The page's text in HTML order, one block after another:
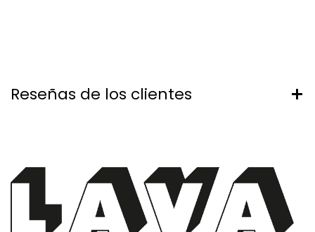
Reseñas de los clientes